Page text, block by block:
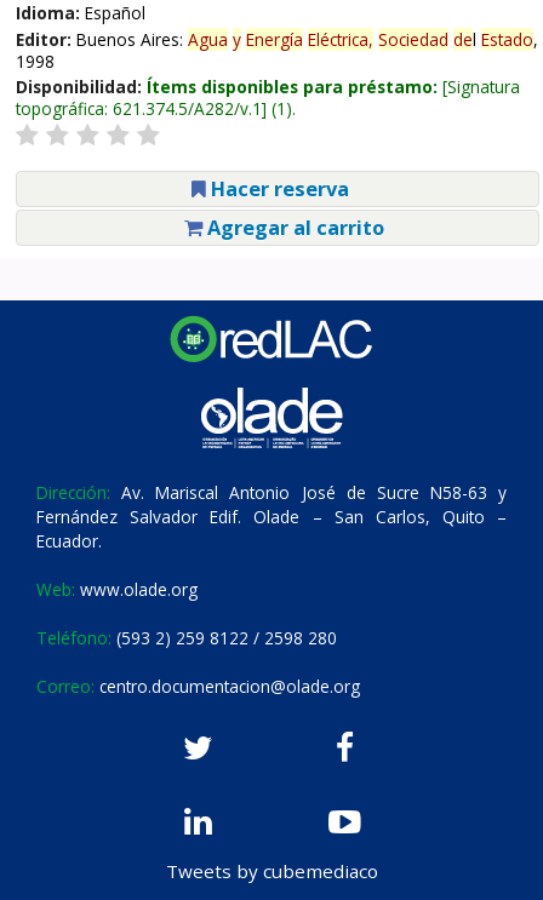
Idioma: Español
Editor: Buenos Aires: Agua y Energía Eléctrica, Sociedad del Estado,
1998
Disponibilidad: Ítems disponibles para préstamo: Signatura
topográfica: 621.374.5/A282/v.1 (1).
Hacer reserva
Agregar al carrito
Dirección: Av. Mariscal Antonio José de Sucre N58-63 y
Fernández Salvador Edif. Olade – San Carlos, Quito –
Ecuador.
Web: www.olade.org
Teléfono: (593 2) 259 8122 / 2598 280
Correo: centro.documentacion@olade.org
Tweets by cubemediaco